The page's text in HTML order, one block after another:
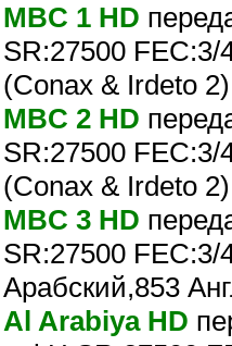
MBC 1 HD
SR:27500 FEC:3/
(Conax & Irdeto
MBC 2 HD
SR:27500 FEC:3/
(Conax & Irdeto
MBC 3 HD
SR:27500 FEC:3/
Арабский,853
Al Arabiya HD